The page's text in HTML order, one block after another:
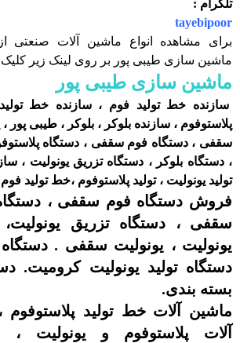
تلگرام :
tayebipoor
برای مشاهده انواع ماشین آلات صنعتی
ماشین سازی طیبی پور بر روی لینک زیر کلیک
ماشین سازی طیبی پور
سازنده خط تولید فوم ، سازنده خط
پلاستوفوم ، سازنده بلوکر ، بلوکر ، طیبی پور
سقفی ، دستگاه فوم سقفی ، دستگاه
، دستگاه بلوکر ، دستگاه تزریق یونولیت ،
تولید یونولیت ، تولید پلاستوفوم ،خط تولید
فروش دستگاه فوم سقفی ،
سقفی ، دستگاه تزریق
یونولیت ، یونولیت سقفی .
دستگاه تولید یونولیت کرومیت.
بسته بندی.
ماشین آلات خط تولید
آلات پلاستوفوم و یونولیت